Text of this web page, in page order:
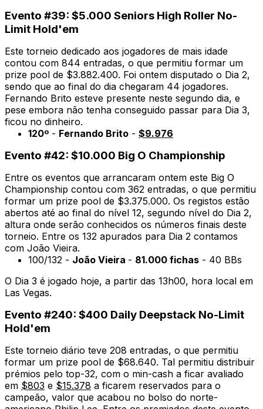
Evento #39: $5.000 Seniors High Roller No-
Limit Hold'em
Este torneio dedicado aos jogadores de mais idade
contou com 844 entradas, o que permitiu formar um
prize pool de $3.882.400. Foi ontem disputado o Dia 2,
sendo que ao final do dia chegaram 44 jogadores.
Fernando Brito esteve presente neste segundo dia, e
pese embora não tenha conseguido passar para Dia 3,
ficou no dinheiro.
120º - Fernando Brito - $9.976
Evento #42: $10.000 Big O Championship
Entre os eventos que arrancaram ontem este Big O
Championship contou com 362 entradas, o que permitiu
formar um prize pool de $3.375.000. Os registos estão
abertos até ao final do nível 12, segundo nível do Dia 2,
altura onde serão conhecidos os números finais deste
torneio. Entre os 132 apurados para Dia 2 contamos
com João Vieira.
100/132 - João Vieira - 81.000 fichas - 40 BBs
O Dia 3 é jogado hoje, a partir das 13h00, hora local em
Las Vegas.
Evento #240: $400 Daily Deepstack No-Limit
Hold'em
Este torneio diário teve 208 entradas, o que permitiu
formar um prize pool de $68.640. Tal permitiu distribuir
prémios pelo top-32, com o min-cash a ficar avaliado
em $803 e $15.378 a ficarem reservados para o
campeão, valor que acabou no bolso do norte-